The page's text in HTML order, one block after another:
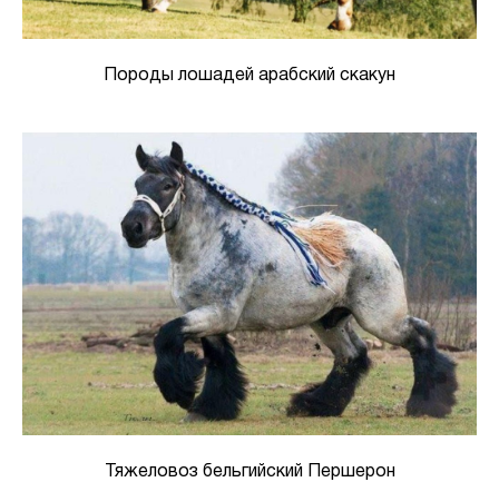
Породы лошадей арабский скакун
Тяжеловоз бельгийский Першерон